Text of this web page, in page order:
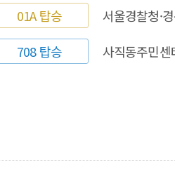
01A 탑승
서울경찰청·
708 탑승
사직동주민센